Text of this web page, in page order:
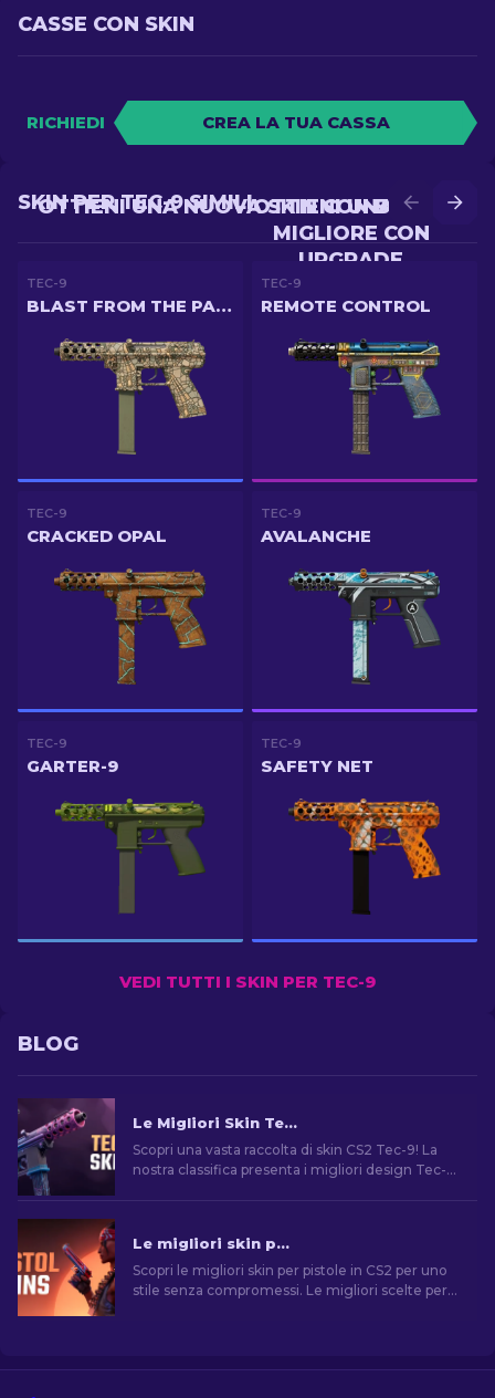
CASSE CON SKIN
RICHIEDI CREA LA TUA CASSA
OTTIENI UNA SKIN
MIGLIORE CON
UPGRADE
OTTIENI UNA NUOVA SKIN CON BATTLE
SKIN PER TEC-9 SIMILI
TEC-9
BLAST FROM THE PAST
TEC-9
REMOTE CONTROL
TEC-9
CRACKED OPAL
TEC-9
AVALANCHE
TEC-9
GARTER-9
TEC-9
SAFETY NET
VEDI TUTTI I SKIN PER TEC-9
BLOG
Le Migliori Skin Tec-9 di CS2: Classifica [2026]
Scopri una vasta raccolta di skin CS2 Tec-9! La
nostra classifica presenta i migliori design Tec-9
Le migliori skin per pistola in CS2 [2026]
Scopri le migliori skin per pistole in CS2 per uno
stile senza compromessi. Le migliori scelte per